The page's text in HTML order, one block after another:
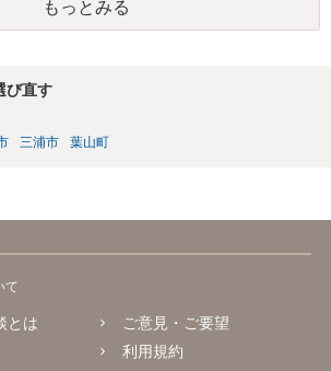
（あまりに特殊すぎて）就業場所送達を認めな
執行官送達には費用もかかりますので、まず
もっとみる
び直す
三浦市 葉山町
て
とは
ご意見・ご要望
利用規約